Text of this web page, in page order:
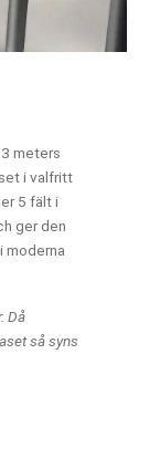
meters
i valfritt
5 fält i
ger den
moderna
Då
så syns